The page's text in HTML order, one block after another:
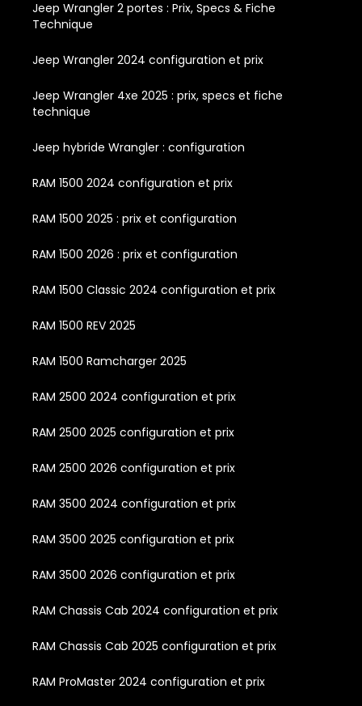
Jeep Wrangler 2 portes : Prix, Specs & Fiche
Technique
Jeep Wrangler 2024 configuration et prix
Jeep Wrangler 4xe 2025 : prix, specs et fiche
technique
Jeep hybride Wrangler : configuration
RAM 1500 2024 configuration et prix
RAM 1500 2025 : prix et configuration
RAM 1500 2026 : prix et configuration
RAM 1500 Classic 2024 configuration et prix
RAM 1500 REV 2025
RAM 1500 Ramcharger 2025
RAM 2500 2024 configuration et prix
RAM 2500 2025 configuration et prix
RAM 2500 2026 configuration et prix
RAM 3500 2024 configuration et prix
RAM 3500 2025 configuration et prix
RAM 3500 2026 configuration et prix
RAM Chassis Cab 2024 configuration et prix
RAM Chassis Cab 2025 configuration et prix
RAM ProMaster 2024 configuration et prix